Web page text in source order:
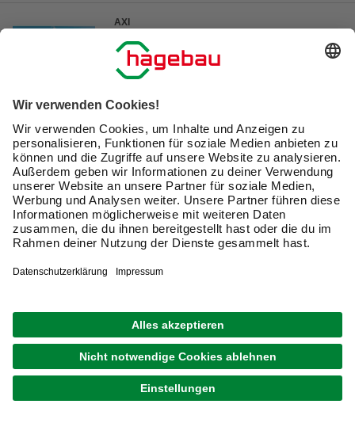
Merken
AXI
Spielturm »Liam«, BxHxT: 613 x 291 x 277 cm,
Holz, braun/weiß/lindgrün
1.799,00 €
Verfügbarkeit im Markt prüfen
lieferbar
Zustellung 17.08. - 19.08.
1 von4
Newsletter: Zusammen
machen wir Dein Zuhause zu